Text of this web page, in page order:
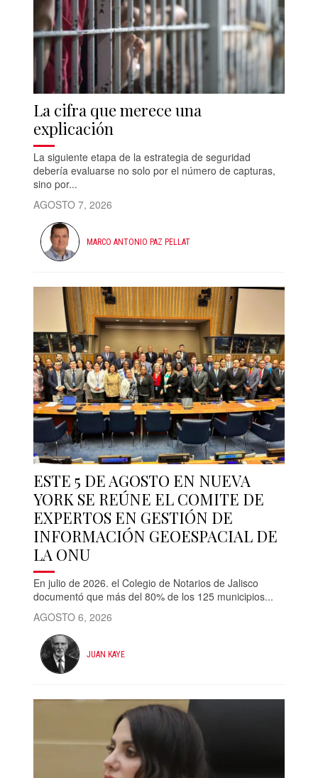
La cifra que merece una
explicación
La siguiente etapa de la estrategia de seguridad
debería evaluarse no solo por el número de capturas,
sino por...
AGOSTO 7, 2026
MARCO ANTONIO PAZ PELLAT
ESTE 5 DE AGOSTO EN NUEVA
YORK SE REÚNE EL COMITE DE
EXPERTOS EN GESTIÓN DE
INFORMACIÓN GEOESPACIAL DE
LA ONU
En julio de 2026. el Colegio de Notarios de Jalisco
documentó que más del 80% de los 125 municipios...
AGOSTO 6, 2026
JUAN KAYE